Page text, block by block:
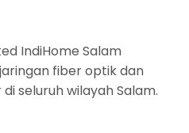
IndiHome Salam
fiber optik dan
seluruh wilayah Salam.